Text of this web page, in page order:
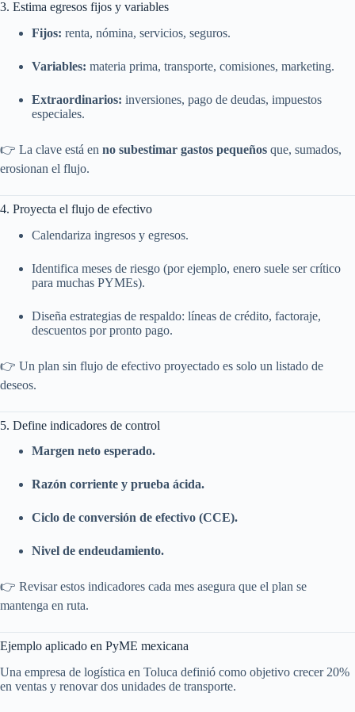
3. Estima egresos fijos y variables
Fijos: renta, nómina, servicios, seguros.
Variables: materia prima, transporte, comisiones, marketing.
Extraordinarios: inversiones, pago de deudas, impuestos
especiales.
👉 La clave está en no subestimar gastos pequeños que, sumados,
erosionan el flujo.
4. Proyecta el flujo de efectivo
Calendariza ingresos y egresos.
Identifica meses de riesgo (por ejemplo, enero suele ser crítico
para muchas PYMEs).
Diseña estrategias de respaldo: líneas de crédito, factoraje,
descuentos por pronto pago.
👉 Un plan sin flujo de efectivo proyectado es solo un listado de
deseos.
5. Define indicadores de control
Margen neto esperado.
Razón corriente y prueba ácida.
Ciclo de conversión de efectivo (CCE).
Nivel de endeudamiento.
👉 Revisar estos indicadores cada mes asegura que el plan se
mantenga en ruta.
Ejemplo aplicado en PyME mexicana
Una empresa de logística en Toluca definió como objetivo crecer 20%
en ventas y renovar dos unidades de transporte.